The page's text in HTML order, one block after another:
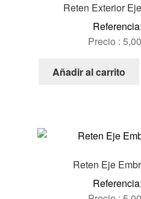
Reten Exterior
Precio : 5,00
Añadir al carrito
Reten Eje